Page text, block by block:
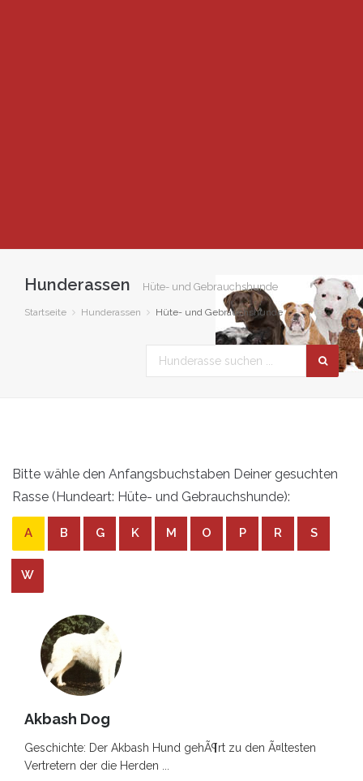
Hunderassen Hüte- und Gebrauchshunde
Startseite Hunderassen Hüte- und Gebrauchshunde
Bitte wähle den Anfangsbuchstaben Deiner gesuchten
Rasse (Hundeart: Hüte- und Gebrauchshunde):
A B G K M O P R S
W
Akbash Dog
Geschichte: Der Akbash Hund gehÃ¶rt zu den Ã¤ltesten
Vertretern der die Herden ...